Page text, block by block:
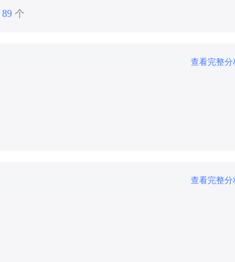
89 个
查看完整分
查看完整分